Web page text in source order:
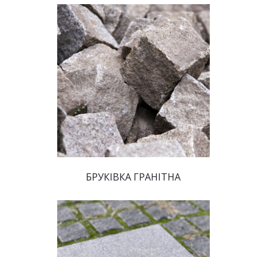
БРУКІВКА ГРАНІТНА